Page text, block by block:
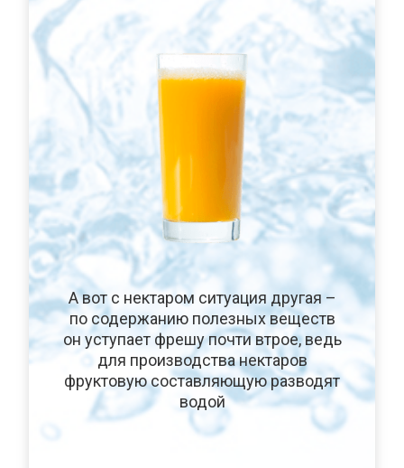
А вот с нектаром ситуация другая –
по содержанию полезных веществ
он уступает фрешу почти втрое, ведь
для производства нектаров
фруктовую составляющую разводят
водой